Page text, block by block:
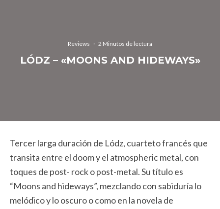
Reviews · 2 Minutos de lectura
LÓDZ – «MOONS AND HIDEWAYS»
Tercer larga duración de Lódz, cuarteto francés que
transita entre el doom y el atmospheric metal, con
toques de post- rock o post-metal. Su título es
“Moons and hideways”, mezclando con sabiduría lo
melódico y lo oscuro o como en la novela de